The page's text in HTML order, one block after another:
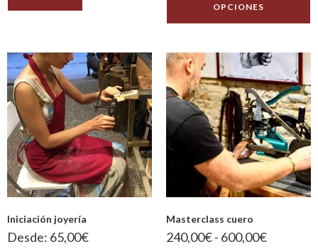
OPCIONES
Iniciación joyería
Desde: 65,00€
Masterclass cuero
240,00€- 600,00€